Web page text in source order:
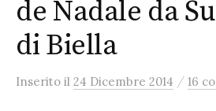
de Nadale da
di Biella
Inserito il 24 Dicembre 2014 / 16